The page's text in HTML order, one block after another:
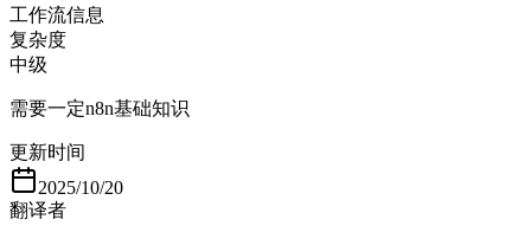
工作流信息
复杂度
中级
需要一定n8n基础知识
更新时间
2025/10/20
翻译者